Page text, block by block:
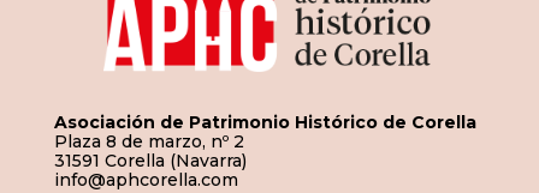
Asociación de Patrimonio Histórico de Corella
Plaza 8 de marzo, nº 2
31591 Corella (Navarra)
info@aphcorella.com